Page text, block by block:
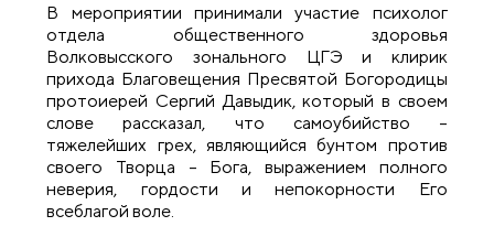
В мероприятии принимали участие психолог
отдела общественного здоровья
Волковысского зонального ЦГЭ и клирик
прихода Благовещения Пресвятой Богородицы
протоиерей Сергий Давыдик, который в своем
слове рассказал, что самоубийство –
тяжелейших грех, являющийся бунтом против
своего Творца – Бога, выражением полного
неверия, гордости и непокорности Его
всеблагой воле.